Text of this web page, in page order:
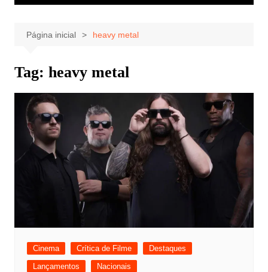
Página inicial heavy metal
Tag: heavy metal
Cinema Crítica de Filme
Destaques
Lançamentos
Nacionais